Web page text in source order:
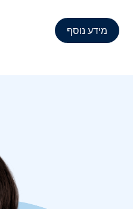
מידע נוסף